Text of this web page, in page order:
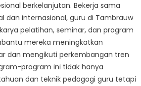
berkelanjutan. Bekerja sama
dan internasional, guru di Tambrauw
pelatihan, seminar, dan program
mereka meningkatkan
dan mengikuti perkembangan tren
program ini tidak hanya
dan teknik pedagogi guru tetapi